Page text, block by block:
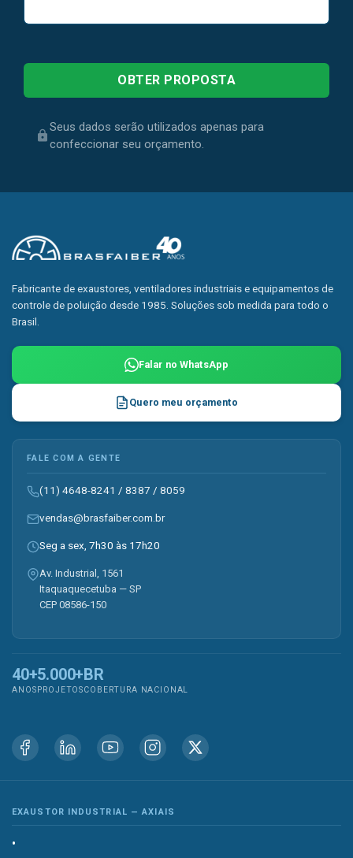
Seus dados serão utilizados apenas para
confeccionar seu orçamento.
Fabricante de exaustores, ventiladores industriais e equipamentos de
controle de poluição desde 1985. Soluções sob medida para todo o
Brasil.
Falar no WhatsApp
Quero meu orçamento
FALE COM A GENTE
(11) 4648-8241 / 8387 / 8059
vendas@brasfaiber.com.br
Seg a sex, 7h30 às 17h20
Av. Industrial, 1561
Itaquaquecetuba — SP
CEP 08586-150
40+
ANOS
5.000+
PROJETOS
BR
COBERTURA NACIONAL
EXAUSTOR INDUSTRIAL — AXIAIS